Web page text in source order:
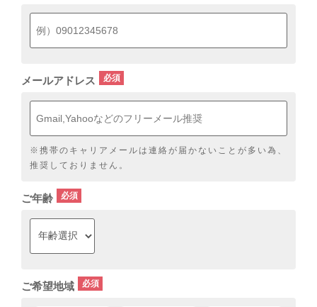
メールアドレス
※携帯のキャリアメールは連絡が届かないことが多い為、
推奨しておりません。
ご年齢
ご希望地域